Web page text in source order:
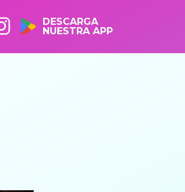
DESCARGA
NUESTRA APP